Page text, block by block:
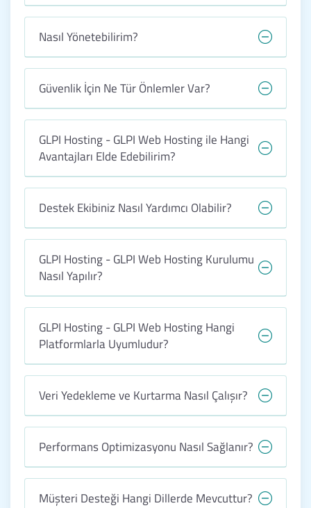
Nasıl Yönetebilirim?
Güvenlik İçin Ne Tür Önlemler Var?
GLPI Hosting - GLPI Web Hosting ile Hangi
Avantajları Elde Edebilirim?
Destek Ekibiniz Nasıl Yardımcı Olabilir?
GLPI Hosting - GLPI Web Hosting Kurulumu
Nasıl Yapılır?
GLPI Hosting - GLPI Web Hosting Hangi
Platformlarla Uyumludur?
Veri Yedekleme ve Kurtarma Nasıl Çalışır?
Performans Optimizasyonu Nasıl Sağlanır?
Müşteri Desteği Hangi Dillerde Mevcuttur?